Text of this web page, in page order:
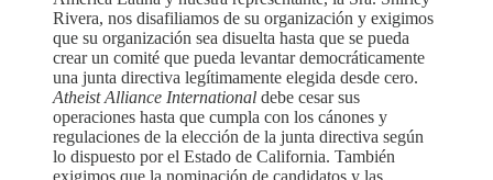
Rivera, nos disafiliamos de su organización y exigimos
que su organización sea disuelta hasta que se pueda
crear un comité que pueda levantar democráticamente
una junta directiva legítimamente elegida desde cero.
Atheist Alliance International debe cesar sus
operaciones hasta que cumpla con los cánones y
regulaciones de la elección de la junta directiva según
lo dispuesto por el Estado de California. También
exigimos que la nominación de candidatos y las